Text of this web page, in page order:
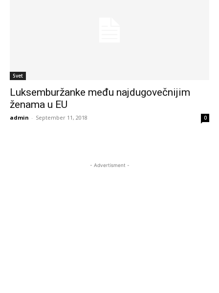
Svet
Luksemburžanke među najdugovečnijim
ženama u EU
admin - September 11, 2018 0
- Advertisment -